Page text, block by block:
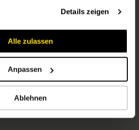
Details zeigen
Alle zulassen
Anpassen
Ablehnen